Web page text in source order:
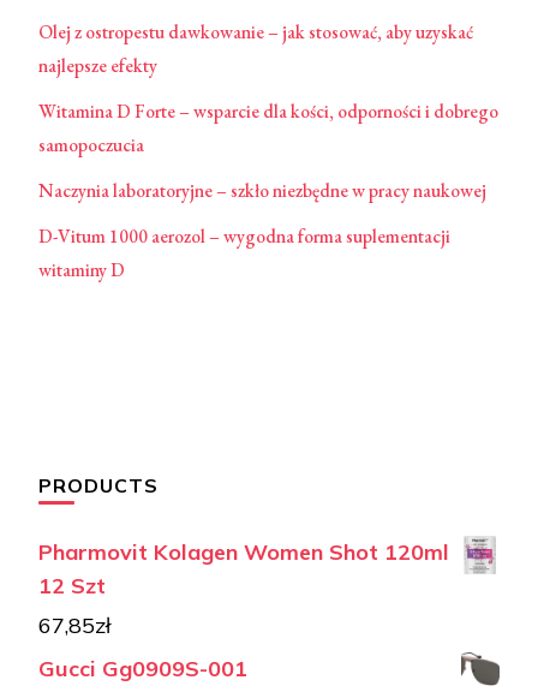
Olej z ostropestu dawkowanie – jak stosować, aby uzyskać
najlepsze efekty
Witamina D Forte – wsparcie dla kości, odporności i dobrego
samopoczucia
Naczynia laboratoryjne – szkło niezbędne w pracy naukowej
D-Vitum 1000 aerozol – wygodna forma suplementacji
witaminy D
PRODUCTS
Pharmovit Kolagen Women Shot 120ml
12 Szt
67,85zł
Gucci Gg0909S-001